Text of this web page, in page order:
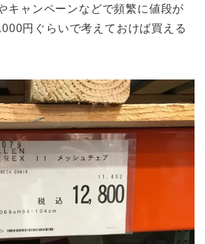
キャンペーンなどで頻繁に値段が
円ぐらいで考えておけば買える